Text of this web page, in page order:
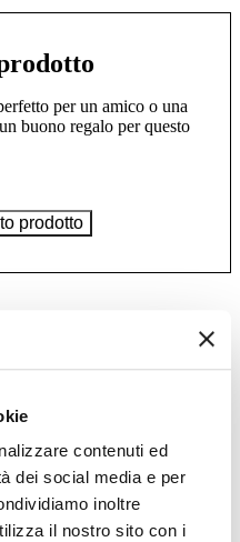
contenuti ed
dei social media e per
inoltre
il nostro sito con i
per un amico o una
buono regalo per questo
prodotto
zona a scelta tra viso o collo)